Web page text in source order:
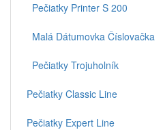
Pečiatky Printer S 200
Malá Dátumovka Číslovačka
Pečiatky Trojuholník
Pečiatky Classic Line
Pečiatky Expert Line